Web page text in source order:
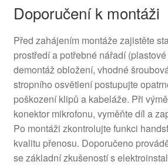
Doporučení k montáži
Před zahájením montáže zajistěte
prostředí a potřebné nářadí
demontáž obložení, vhodné
stropního osvětlení postupujte
poškození klipů a kabeláže. Při
konektor mikrofonu, vyměňte díl a
Po montáži zkontrolujte funkci
kvalitu přenosu. Doporučeno
se základní zkušeností s